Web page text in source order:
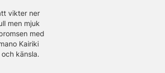
vikter ner
men mjuk
med
Kairiki
känsla.